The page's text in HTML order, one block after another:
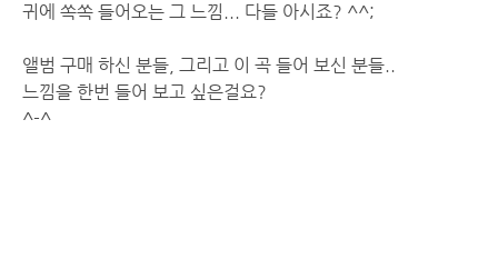
귀에 쏙쏙 들어오는 그 느낌... 다들 아시죠? ^^;
앨범 구매 하신 분들, 그리고 이 곡 들어 보신 분들..
느낌을 한번 들어 보고 싶은걸요?
^-^